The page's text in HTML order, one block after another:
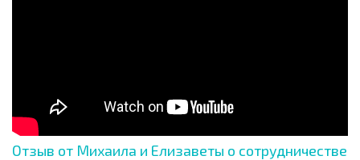
Отзыв от Михаила и Елизаветы о сотрудничестве